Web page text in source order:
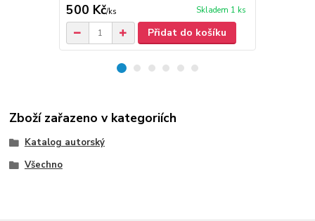
500 Kč/ks Skladem 1 ks
Přidat do košíku
Zboží zařazeno v kategoriích
Katalog autorský
Všechno